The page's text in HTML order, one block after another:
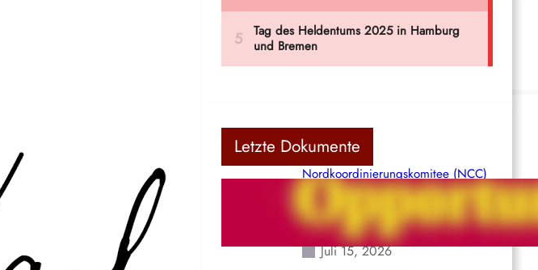
Letzte Dokumente
Nordkoordinierungskomitee (NCC)
der Kommunistischen Partei Indiens
(Maoistisch): Postmoderner
Opportunismus
Juli 15, 2026